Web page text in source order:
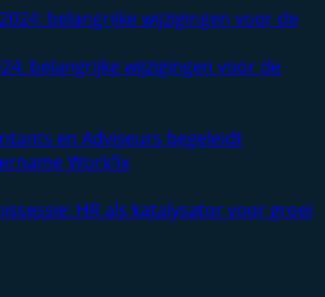
belangrijke wijzigingen voor de
en Adviseurs begeleidt
Workfix
HR als katalysator voor groei